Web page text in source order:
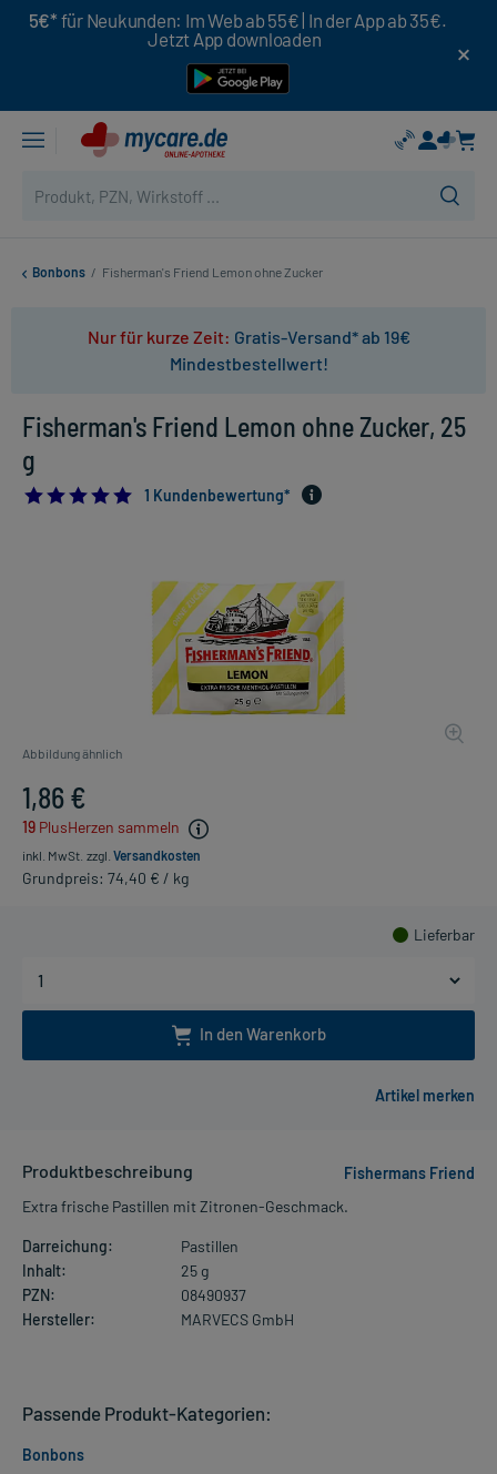
5€* für Neukunden: Im Web ab 55€ | In der App ab 35€.
Jetzt App downloaden
Bonbons / Fisherman's Friend Lemon ohne Zucker
Nur für kurze Zeit: Gratis-Versand* ab 19€
Mindestbestellwert!
Fisherman's Friend Lemon ohne Zucker, 25
g
5.01 Kundenbewertung*
Abbildung ähnlich
1,86 €
19 PlusHerzen sammeln
inkl. MwSt. zzgl. Versandkosten
Grundpreis: 74,40 € / kg
Lieferbar
In den Warenkorb
Produktbeschreibung
Fishermans Friend
Extra frische Pastillen mit Zitronen-Geschmack.
Darreichung:
Pastillen
Inhalt:
25 g
PZN:
08490937
Hersteller:
MARVECS GmbH
Passende Produkt-Kategorien:
Bonbons